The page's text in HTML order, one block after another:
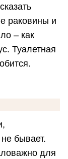
раковины и
– как
Туалетная
бывает.
для